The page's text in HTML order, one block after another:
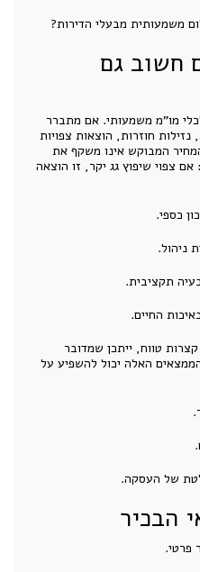
משמעותית מבעלי הדירות?
חשוב גם
מו"מ משמעותי. אם מתברר
חוזרות, הוצאות צפויות
המבוקש אינו משקף את
צפוי שיפוץ גג יקר, זו הוצאה
כספי.
ניהול.
תקציבית.
החיים.
טווח, ייתכן שמדובר
האלה יכול להשפיע על
של העסקה.
הבכיר
פרטי.